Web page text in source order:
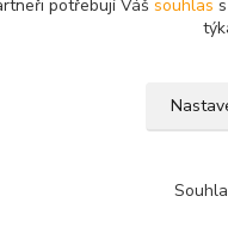
potřebují Váš souhlas